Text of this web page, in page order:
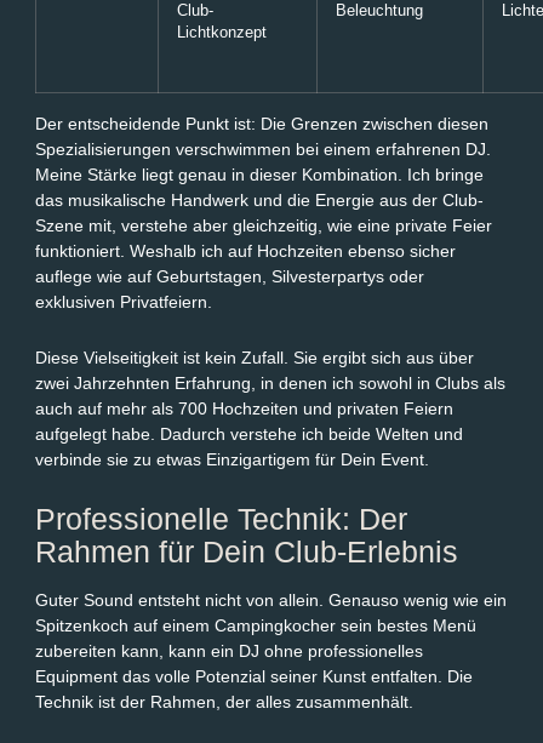
Club-
Lichtkonzept
Beleuchtung
Der entscheidende Punkt ist: Die Grenzen zwischen diesen
Spezialisierungen verschwimmen bei einem erfahrenen DJ.
Meine Stärke liegt genau in dieser Kombination. Ich bringe
das musikalische Handwerk und die Energie aus der Club-
Szene mit, verstehe aber gleichzeitig, wie eine private Feier
funktioniert. Weshalb ich auf Hochzeiten ebenso sicher
auflege wie auf Geburtstagen, Silvesterpartys oder
exklusiven Privatfeiern.
Diese Vielseitigkeit ist kein Zufall. Sie ergibt sich aus über
zwei Jahrzehnten Erfahrung, in denen ich sowohl in Clubs als
auch auf mehr als 700 Hochzeiten und privaten Feiern
aufgelegt habe. Dadurch verstehe ich beide Welten und
verbinde sie zu etwas Einzigartigem für Dein Event.
Professionelle Technik: Der
Rahmen für Dein Club-Erlebnis
Guter Sound entsteht nicht von allein. Genauso wenig wie ein
Spitzenkoch auf einem Campingkocher sein bestes Menü
zubereiten kann, kann ein DJ ohne professionelles
Equipment das volle Potenzial seiner Kunst entfalten. Die
Technik ist der Rahmen, der alles zusammenhält.